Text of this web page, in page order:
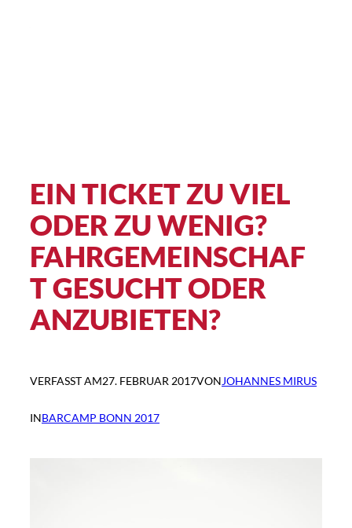
EIN TICKET ZU VIEL
ODER ZU WENIG?
FAHRGEMEINSCHAF
T GESUCHT ODER
ANZUBIETEN?
VERFASST AM27. FEBRUAR 2017VONJOHANNES MIRUS
INBARCAMP BONN 2017